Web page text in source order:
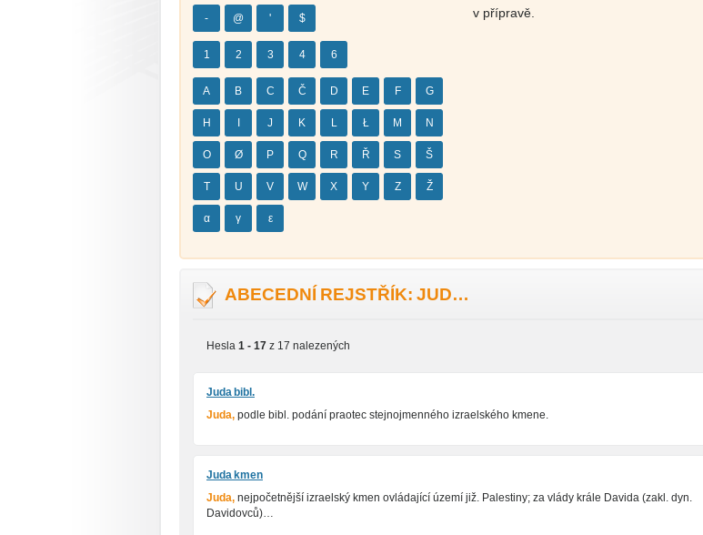
- @ ' $
1 2 3 4 6
A B C Č D E F G
H J K L Ł M N
O Ø P Q R Ř S Š
T U V W X Y Z Ž
α γ ε
v přípravě.
ABECEDNÍ REJSTŘÍK: JUD…
Hesla 1 - 17 z 17 nalezených
Juda bibl.
Juda, podle bibl. podání praotec stejnojmenného izraelského kmene.
Juda kmen
Juda, nejpočetnější izraelský kmen ovládající území již. Palestiny; za vlády krále Davida (zakl. dyn.
Davidovců)…